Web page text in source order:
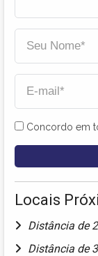
Concordo em
Locais
Distância de
Distância de